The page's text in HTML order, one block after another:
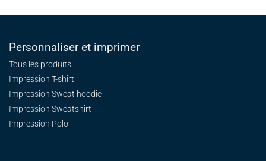
Personnaliser et imprimer
Tous les produits
Impression T-shirt
Impression Sweat hoodie
Impression Sweatshirt
Impression Polo